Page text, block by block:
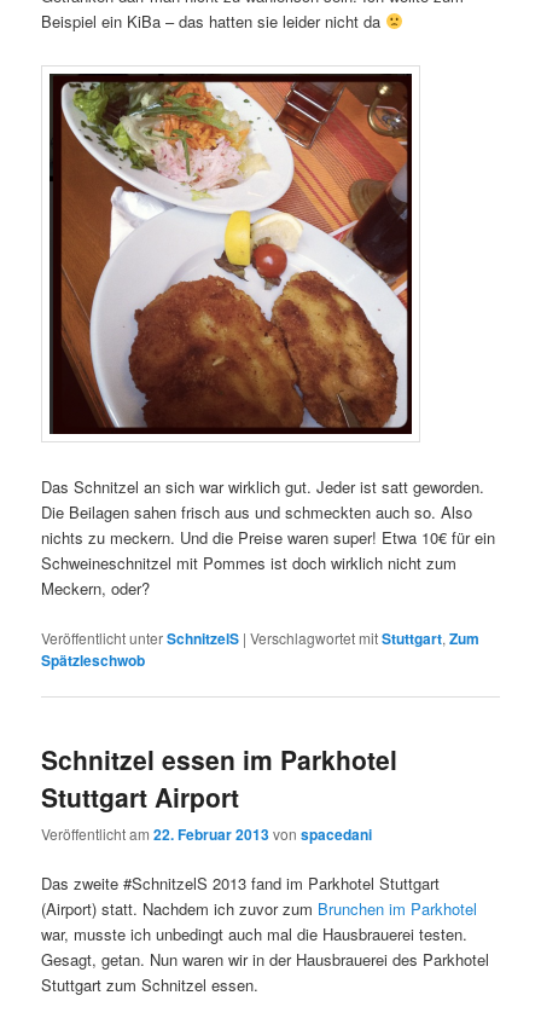
Beispiel ein KiBa – das hatten sie leider nicht da
Das Schnitzel an sich war wirklich gut. Jeder ist satt geworden.
Die Beilagen sahen frisch aus und schmeckten auch so. Also
nichts zu meckern. Und die Preise waren super! Etwa 10€ für ein
Schweineschnitzel mit Pommes ist doch wirklich nicht zum
Meckern, oder?
Veröffentlicht unterSchnitzelS |Verschlagwortet mitStuttgart,Zum
Spätzleschwob
Schnitzel essen im Parkhotel
Stuttgart Airport
Veröffentlicht am22. Februar 2013vonspacedani
Das zweite #SchnitzelS 2013 fand im Parkhotel Stuttgart
(Airport) statt. Nachdem ich zuvor zum Brunchen im Parkhotel
war, musste ich unbedingt auch mal die Hausbrauerei testen.
Gesagt, getan. Nun waren wir in der Hausbrauerei des Parkhotel
Stuttgart zum Schnitzel essen.